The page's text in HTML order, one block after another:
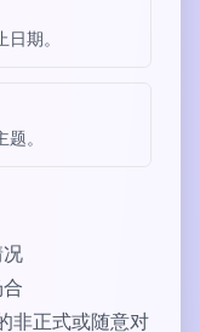
期。
。
非正式或随意对